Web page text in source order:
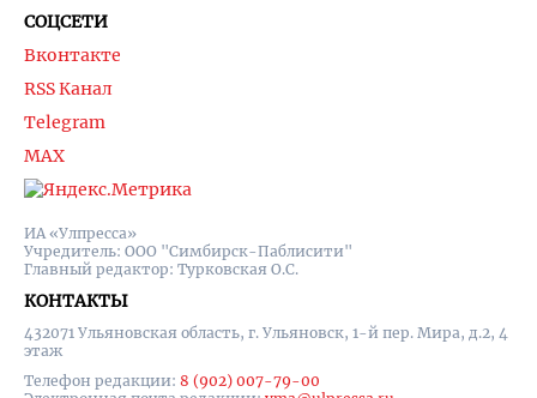
ИА «Улпресса»
Учредитель: ООО "Симбирск-Паблисити"
Главный редактор: Турковская О.С.
КОНТАКТЫ
432071 Ульяновская область, г. Ульяновск, 1-й пер. Мира, д.2, 4
этаж
Телефон редакции: 8 (902) 007-79-00
СОЦСЕТИ
Вконтакте
RSS Канал
Telegram
MAX